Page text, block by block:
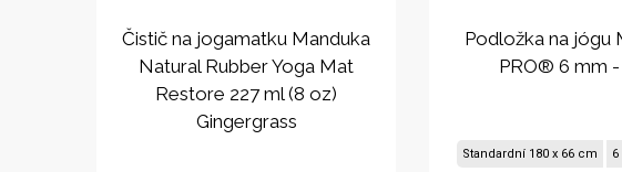
Čistič na jogamatku Manduka
Natural Rubber Yoga Mat
Restore 227 ml (8 oz)
Gingergrass
Podložka na jógu
PRO® 6 mm
Standardní 180 x 66 cm